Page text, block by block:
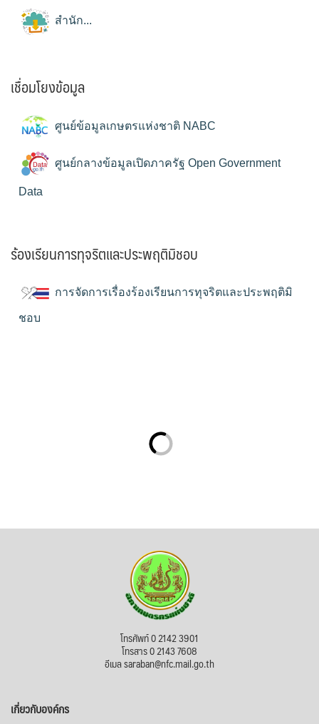
สำนัก...
เชื่อมโยงข้อมูล
ศูนย์ข้อมูลเกษตรแห่งชาติ NABC
ศูนย์กลางข้อมูลเปิดภาครัฐ Open Government
Data
ร้องเรียนการทุจริตและประพฤติมิชอบ
การจัดการเรื่องร้องเรียนการทุจริตและประพฤติมิ
ชอบ
โทรศัพท์ 0 2142 3901
โทรสาร 0 2143 7608
อีเมล saraban@nfc.mail.go.th
เกี่ยวกับองค์กร